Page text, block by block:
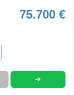
75.700 €
➜